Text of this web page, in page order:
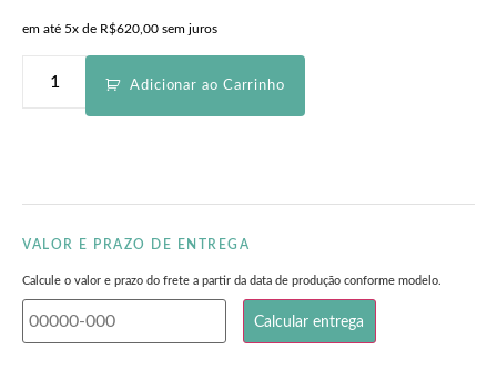
em até 5x de R$620,00 sem juros
Adicionar ao Carrinho
VALOR E PRAZO DE ENTREGA
Calcule o valor e prazo do frete a partir da data de produção conforme modelo.